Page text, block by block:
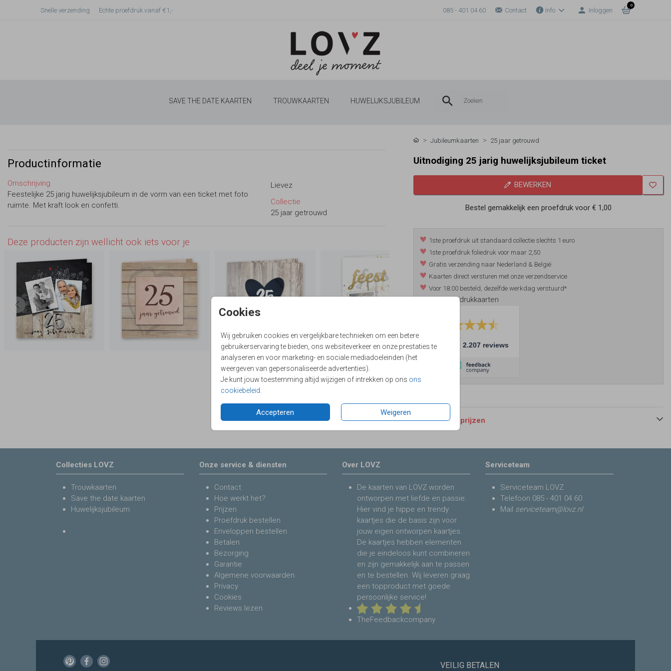
Snelle verzending Echte proefdruk vanaf €1,- 085 - 401 04 60 Contact Info Inloggen
0
SAVE THE DATE KAARTEN TROUWKAARTEN HUWELIJKSJUBILEUM
Cookies
Wij gebruiken cookies en vergelijkbare technieken om een betere
gebruikerservaring te bieden, ons websiteverkeer en onze prestaties te
analyseren en voor marketing- en sociale mediadoeleinden (het
weergeven van gepersonaliseerde advertenties).
Je kunt jouw toestemming altijd wijzigen of intrekken op ons ons
cookiebeleid
Accepteren Weigeren
Productinformatie
Omschrijving
Feestelijke 25 jarig huwelijksjubileum in de vorm van een ticket met foto
ruimte. Met kraft look en confetti.
Lievez
Collectie
25 jaar getrouwd
Deze producten zijn wellicht ook iets voor je
Jubileumkaarten 25 jaar getrouwd
Uitnodiging 25 jarig huwelijksjubileum ticket
BEWERKEN
Bestel gemakkelijk een proefdruk voor€ 1,00
1ste proefdruk uit standaard collectie slechts 1 euro
1ste proefdruk foliedruk voor maar 2,50
Gratis verzending naar Nederland & België
Kaarten direct versturen met onze verzendservice
Voor 18:00 besteld, dezelfde werkdag verstuurd*
*m.u.v. foliedrukkaarten
9.4 2.207 reviews
Formaten en prijzen
Collecties LOVZ
Trouwkaarten
Save the date kaarten
Huwelijksjubileum
Onze service & diensten
Contact
Hoe werkt het?
Prijzen
Proefdruk bestellen
Enveloppen bestellen
Betalen
Bezorging
Garantie
Algemene voorwaarden
Privacy
Cookies
Reviews lezen
Over LOVZ
De kaarten van LOVZ worden
ontworpen met liefde en passie.
Hier vind je hippe en trendy
kaartjes die de basis zijn voor
jouw eigen ontworpen kaartjes.
De kaartjes hebben elementen
die je eindeloos kunt combineren
en zijn gemakkelijk aan te passen
en te bestellen. Wij leveren graag
een topproduct met goede
persoonlijke service!
TheFeedbackcompany
Serviceteam
Serviceteam LOVZ
Telefoon 085 - 401 04 60
Mail serviceteam@lovz.nl
VEILIG BETALEN